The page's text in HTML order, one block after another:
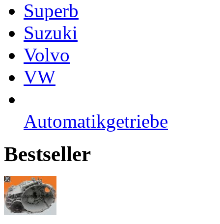
Superb
Suzuki
Volvo
VW
Automatikgetriebe
Bestseller